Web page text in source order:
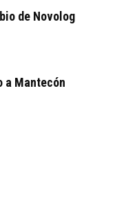
de Novolog
a Mantecón